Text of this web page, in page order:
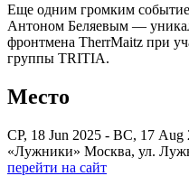
Еще одним громким
Антоном Беляевым —
фронтмена TherrMaitz при
группы TRITIA.
Место
СР, 18 Jun 2025 - ВС, 17 Aug
«Лужники» Москва, ул.
перейти на сайт